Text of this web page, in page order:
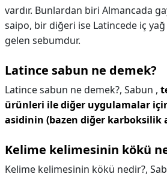
vardır. Bunlardan biri Almancada
saipo, bir diğeri ise Latincede iç yağ
gelen sebumdur.
Latince sabun ne demek?
Latince sabun ne demek?, Sabun ,
ürünleri ile diğer uygulamalar
asidinin (bazen diğer
Kelime kelimesinin kökü
Kelime kelimesinin kökü nedir?,